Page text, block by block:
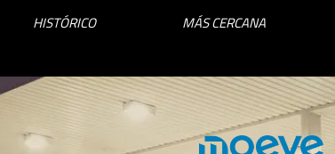
HISTÓRICO MÁS CERCANA